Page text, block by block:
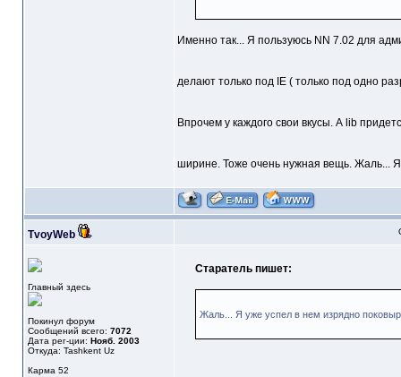
Именно так... Я пользуюсь NN 7.02 для
делают только под IE ( только под одно
Впрочем у каждого свои вкусы. А lib
ширине. Тоже очень нужная вещь. Жаль...
TvoyWeb
Главный здесь
Покинул форум
Сообщений всего: 7072
Дата рег-ции: Нояб. 2003
Откуда: Tashkent Uz
Карма 52
Старатель пишет:
Жаль... Я уже успел в нем изрядно